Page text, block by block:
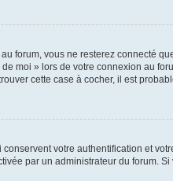
forum, vous ne resterez connecté
moi » lors de votre connexion au
cette case à cocher, il est
votre authentification et
par un administrateur du forum.